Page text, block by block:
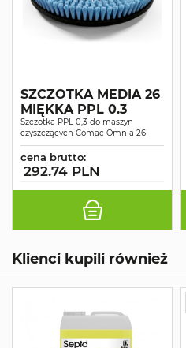
SZCZOTKA MEDIA 26
MIĘKKA PPL 0.3
Szczotka PPL 0,3 do maszyn
czyszczących Comac Omnia 26
cena brutto:
292.74 PLN
Klienci kupili również